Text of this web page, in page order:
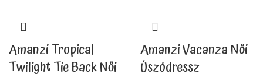
Amanzi Tropical
Twilight Tie Back Női
Amanzi Vacanza Női
Úszódressz